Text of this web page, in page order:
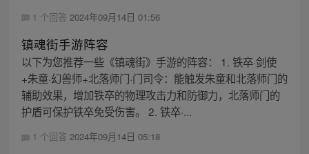
1 个回答 2024年09月14日 01:56
镇魂街手游阵容
以下为您推荐一些《镇魂街》手游的阵容： 1. 铁卒·剑使
+朱童·幻兽师+北落师门·门司令：能触发朱童和北落师门的
辅助效果，增加铁卒的物理攻击力和防御力，北落师门的
护盾可保护铁卒免受伤害。 2. 铁卒·...
1 个回答 2024年09月14日 05:18